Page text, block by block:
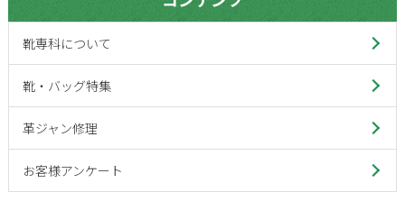
靴専科について
靴・バッグ特集
革ジャン修理
お客様アンケート